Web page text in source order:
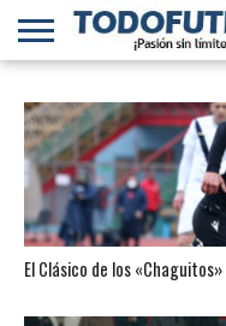
DIVISIÓN
PRIMERA
B
SELECCIÓN
CHILENA
CHILENOS
EN EL
MUNDO
FÚTBOL
INTERNACIONAL
El Clásico de los